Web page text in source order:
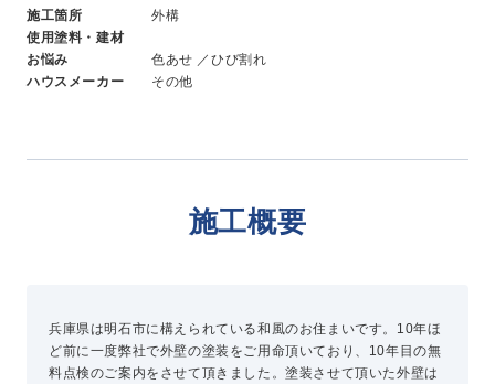
数字でわかる三和ペイント
仕事紹介
キャリア形成
中途採用
よくある質問
施工箇所
外構
使用塗料・建材
お悩み
色あせ ／ひび割れ
ハウスメーカー
その他
施工概要
兵庫県は明石市に構えられている和風のお住まいです。10年ほ
ど前に一度弊社で外壁の塗装をご用命頂いており、10年目の無
料点検のご案内をさせて頂きました。塗装させて頂いた外壁は